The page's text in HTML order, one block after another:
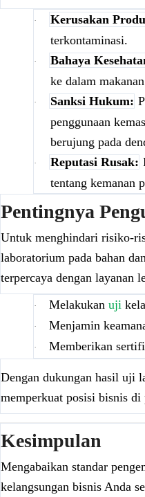
· Kerusakan
terkontaminasi.
· Bahaya
ke dalam
· Sanksi Hukum:
penggunaan
berujung pada
· Reputasi Rusak:
tentang kemanan
Pentingnya
Untuk menghindari risiko-
laboratorium pada bahan
terpercaya dengan layanan
· Melakukanuji
· Menjamin
· Memberikan
Dengan dukungan hasil uji
memperkuat posisi bisnis
Kesimpulan
Mengabaikan standar
kelangsungan bisnis Anda